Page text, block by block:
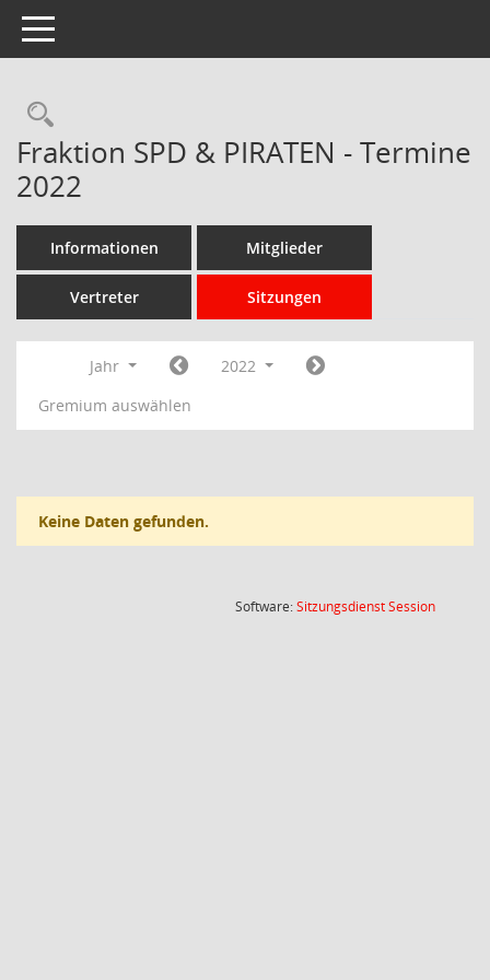
Toggle navigation
Rechercheauswahl
Fraktion SPD & PIRATEN - Termine
2022
Informationen Mitglieder
Vertreter Sitzungen
Jahr
2022
Gremium auswählen
Keine Daten gefunden.
Software:SitzungsdienstSession(Wird in